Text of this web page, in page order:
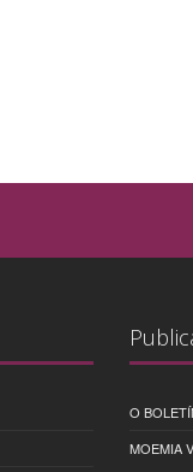
O
MOEMIA